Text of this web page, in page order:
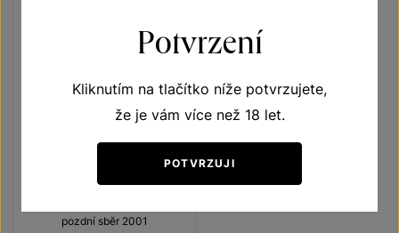
pozdní sběr 2001
Potvrzení
Kliknutím na tlačítko níže potvrzujete,
že je vám více než 18 let.
POTVRZUJI